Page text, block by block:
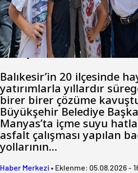
Anasayfa/Gündem /Akın: Benim
hemşerim!
Akın: Benim derdim
hemşerim!
Balıkesir’in 20 ilçesinde
yatırımlarla yıllardır
birer birer çözüme
Büyükşehir Belediye
Manyas’ta içme suyu
asfalt çalışması yapılan
yollarının…
Haber Merkezi • Eklenme: 05.08.2026 -